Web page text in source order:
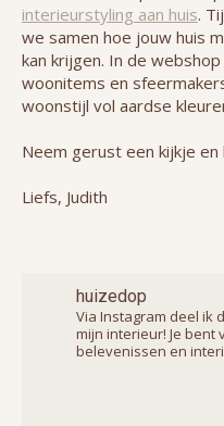
interieurstyling aan huis.
we samen hoe jouw huis
kan krijgen. In de
woonitems en
woonstijl vol aardse
Neem gerust een kijkje en
Liefs, Judith
huizedop
Via Instagram deel ik
mijn interieur! Je bent
belevenissen en